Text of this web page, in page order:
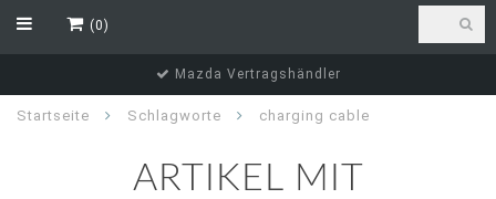
(0)
Mazda Vertragshändler
Startseite Schlagworte charging cable
ARTIKEL MIT